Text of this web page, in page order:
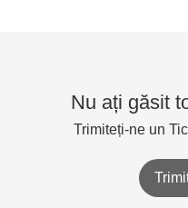
Nu ați găsit
Trimiteți-ne un